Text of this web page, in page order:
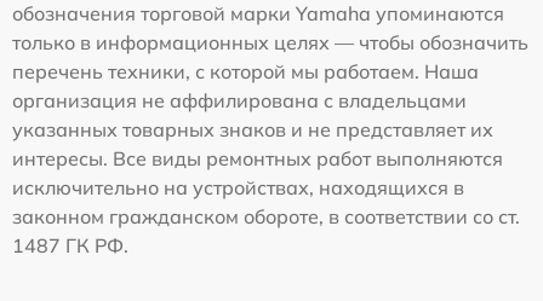
обозначения торговой марки Yamaha упоминаются
только в информационных целях — чтобы обозначить
перечень техники, с которой мы работаем. Наша
организация не аффилирована с владельцами
указанных товарных знаков и не представляет их
интересы. Все виды ремонтных работ выполняются
исключительно на устройствах, находящихся в
законном гражданском обороте, в соответствии со ст.
1487 ГК РФ.